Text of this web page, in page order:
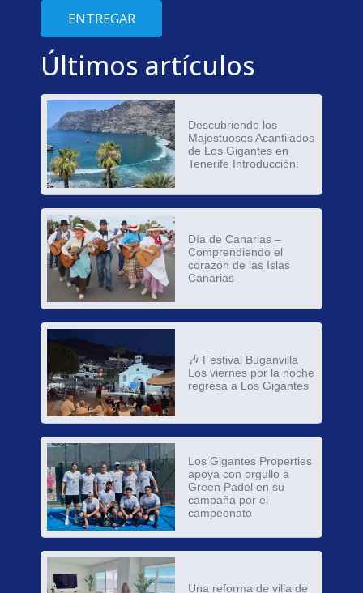
ENTREGAR
Últimos artículos
Descubriendo los
Majestuosos Acantilados
de Los Gigantes en
Tenerife Introducción:
Día de Canarias –
Comprendiendo el
corazón de las Islas
Canarias
🎶 Festival Buganvilla
Los viernes por la noche
regresa a Los Gigantes
Los Gigantes Properties
apoya con orgullo a
Green Padel en su
campaña por el
campeonato
Una reforma de villa de